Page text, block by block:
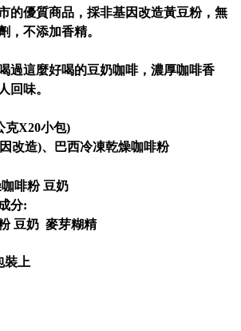
的優質商品，採非基因改造黃豆粉，無
，不添加香精。
過這麼好喝的豆奶咖啡，濃厚咖啡香
回味。
克X20小包)
改造)、巴西冷凍乾燥咖啡粉
啡粉 豆奶
分:
豆奶 麥芽糊精
裝上